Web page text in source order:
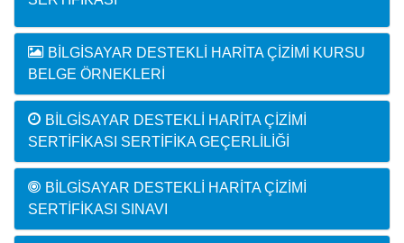
BILGISAYAR DESTEKLI HARITA ÇIZIMI KURSU
BELGE ÖRNEKLERI
BILGISAYAR DESTEKLI HARITA ÇIZIMI
SERTIFIKASI SERTIFIKA GEÇERLILIĞI
BILGISAYAR DESTEKLI HARITA ÇIZIMI
SERTIFIKASI SINAVI